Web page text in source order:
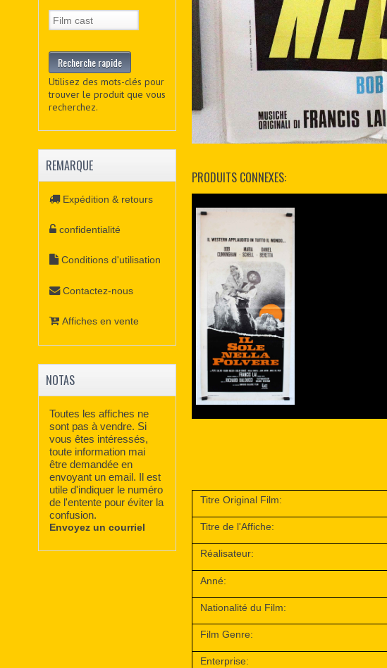
PRODUITS CONNEXES:
Titre Original Film:
Titre de l'Affiche:
Réalisateur:
Anné:
Nationalité du Film:
Film Genre:
Enterprise:
Utilisez des mots-clés pour
trouver le produit que vous
recherchez.
REMARQUE
Expédition & retours
confidentialité
Conditions d'utilisation
Contactez-nous
Affiches en vente
NOTAS
Toutes les affiches ne
sont pas à vendre. Si
vous êtes intéressés,
toute information mai
être demandée en
envoyant un email. Il est
utile d'indiquer le numéro
de l'entente pour éviter la
confusion.
Envoyez un courriel